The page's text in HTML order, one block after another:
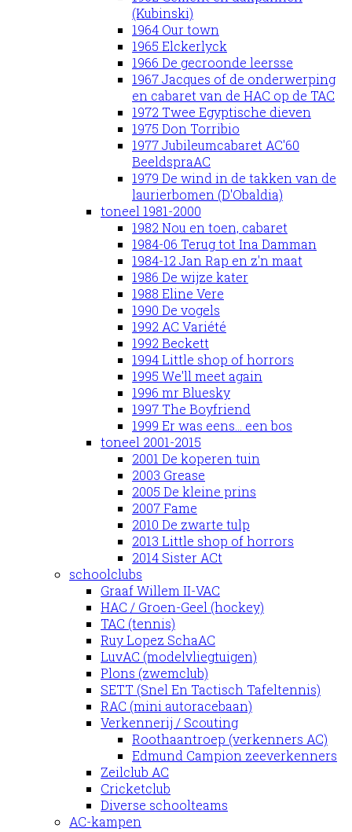
(Kubinski)
1964 Our town
1965 Elckerlyck
1966 De gecroonde leersse
1967 Jacques of de onderwerping
en cabaret van de HAC op de TAC
1972 Twee Egyptische dieven
1975 Don Torribio
1977 Jubileumcabaret AC'60
BeeldspraAC
1979 De wind in de takken van de
laurierbomen (D'Obaldia)
toneel 1981-2000
1982 Nou en toen, cabaret
1984-06 Terug tot Ina Damman
1984-12 Jan Rap en z'n maat
1986 De wijze kater
1988 Eline Vere
1990 De vogels
1992 AC Variété
1992 Beckett
1994 Little shop of horrors
1995 We'll meet again
1996 mr Bluesky
1997 The Boyfriend
1999 Er was eens... een bos
toneel 2001-2015
2001 De koperen tuin
2003 Grease
2005 De kleine prins
2007 Fame
2010 De zwarte tulp
2013 Little shop of horrors
2014 Sister ACt
schoolclubs
Graaf Willem II-VAC
HAC / Groen-Geel (hockey)
TAC (tennis)
Ruy Lopez SchaAC
LuvAC (modelvliegtuigen)
Plons (zwemclub)
SETT (Snel En Tactisch Tafeltennis)
RAC (mini autoracebaan)
Verkennerij / Scouting
Roothaantroep (verkenners AC)
Edmund Campion zeeverkenners
Zeilclub AC
Cricketclub
Diverse schoolteams
AC-kampen